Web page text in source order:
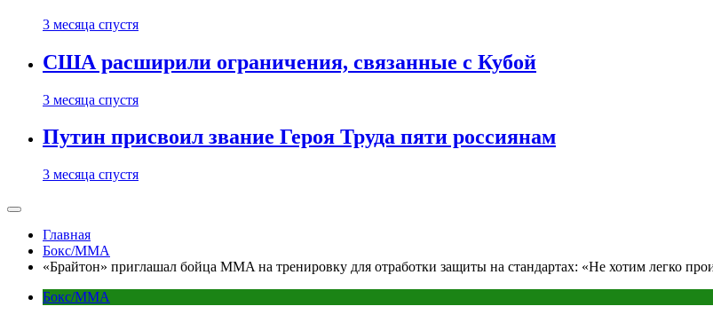
3 месяца спустя
США расширили ограничения, связанные с Кубой
3 месяца спустя
Путин присвоил звание Героя Труда пяти россиянам
3 месяца спустя
Главная
Бокс/MMA
«Брайтон» приглашал бойца MMA на тренировку для отработки защиты на стандартах: «Не хотим легко
Бокс/MMA